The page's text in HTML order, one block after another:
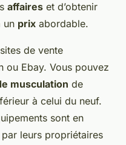
affaires et d’obtenir
un prix abordable.
de vente
ou Ebay. Vous pouvez
musculation de
à celui du neuf.
sont en
leurs propriétaires